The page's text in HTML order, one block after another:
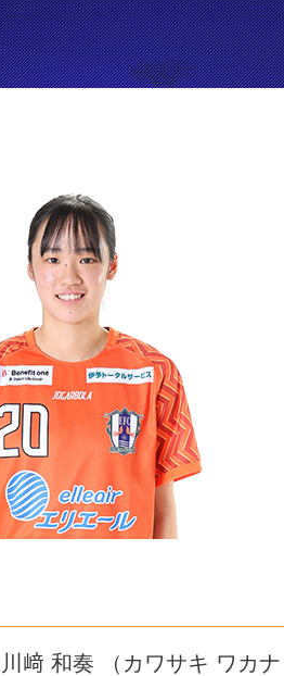
募集中！
川﨑 和奏 （カワサキ ワカ